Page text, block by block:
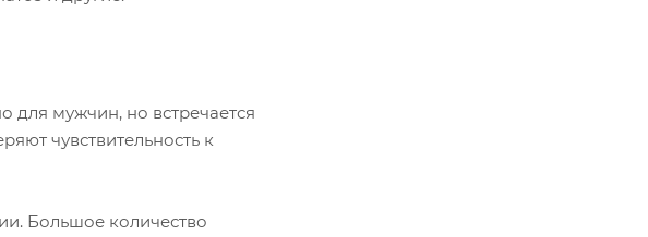
для мужчин, но встречается
чувствительность к
Большое количество